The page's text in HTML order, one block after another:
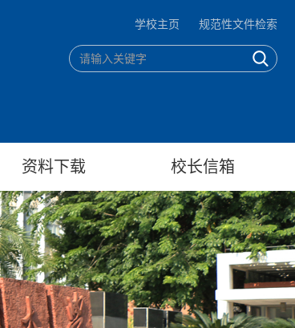
学校主页 规范性文件检索
资料下载 校长信箱